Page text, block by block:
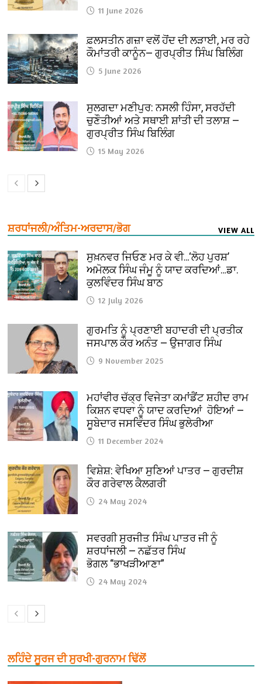
11 June 2026
ਫ਼ਲਸਤੀਨ ਗਜ਼ਾ ਵਲੋਂ ਹੋਂਦ ਦੀ ਲੜਾਈ, ਮਰ ਰਹੇ
ਕੌਮਾਂਤਰੀ ਕਾਨੂੰਨ— ਗੁਰਪ੍ਰੀਤ ਸਿੰਘ ਬਿਲਿੰਗ
5 June 2026
ਸੁਲਗਦਾ ਮਣੀਪੁਰ: ਨਸਲੀ ਹਿੰਸਾ, ਸਰਹੱਦੀ
ਚੁਣੌਤੀਆਂ ਅਤੇ ਸਥਾਈ ਸ਼ਾਂਤੀ ਦੀ ਤਲਾਸ਼ —
ਗੁਰਪ੍ਰੀਤ ਸਿੰਘ ਬਿਲਿੰਗ
15 May 2026
ਸ਼ਰਧਾਂਜਲੀ/ਅੰਤਿਮ-ਅਰਦਾਸ/ਭੋਗ VIEW ALL
ਸੁਖ਼ਨਵਰ ਜਿਓਣ ਮਰ ਕੇ ਵੀ…‘ਲੋਹ ਪੁਰਸ਼’
ਅਮੋਲਕ ਸਿੰਘ ਜੰਮੂ ਨੂੰ ਯਾਦ ਕਰਦਿਆਂ…ਡਾ.
ਕੁਲਵਿੰਦਰ ਸਿੰਘ ਬਾਠ
12 July 2026
ਗੁਰਮਤਿ ਨੂੰ ਪ੍ਰਣਾਈ ਬਹਾਦਰੀ ਦੀ ਪ੍ਰਤੀਕ
ਜਸਪਾਲ ਕੌਰ ਅਨੰਤ — ਉਜਾਗਰ ਸਿੰਘ
9 November 2025
ਮਹਾਂਵੀਰ ਚੱਕ੍ਰ ਵਿਜੇਤਾ ਕਮਾਂਡੈਂਟ ਸ਼ਹੀਦ ਰਾਮ
ਕਿਸ਼ਨ ਵਧਵਾ ਨੂੰ ਯਾਦ ਕਰਦਿਆਂ ਹੋਇਆਂ —
ਸੂਬੇਦਾਰ ਜਸਵਿੰਦਰ ਸਿੰਘ ਭੁਲੇਰੀਆ
11 December 2024
ਵਿਸ਼ੇਸ਼: ਵੇਖਿਆ ਸੁਣਿਆਂ ਪਾਤਰ — ਗੁਰਦੀਸ਼
ਕੌਰ ਗਰੇਵਾਲ ਕੈਲਗਰੀ
24 May 2024
ਸਵਰਗੀ ਸੁਰਜੀਤ ਸਿੰਘ ਪਾਤਰ ਜੀ ਨੂੰ
ਸ਼ਰਧਾਂਜਲੀ — ਨਛੱਤਰ ਸਿੰਘ
ਭੋਗਲ “ਭਾਖੜੀਆਣਾ”
24 May 2024
ਲਹਿੰਦੇ ਸੂਰਜ ਦੀ ਸੁਰਖੀ-ਗੁਰਨਾਮ ਢਿੱਲੋਂ